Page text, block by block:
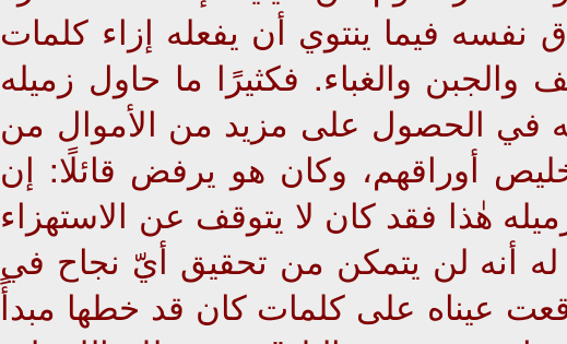
فيما ينتوي أن يفعله إزاء كلمات
والجبن والغباء. فكثيرًا ما حاول زميله
في الحصول على مزيد من الأموال من
أوراقهم، وكان هو يرفض قائلًا: إن
هٰذا فقد كان لا يتوقف عن الاستهزاء
له أنه لن يتمكن من تحقيق أيّ نجاح في
عيناه على كلمات كان قد خطها مبدأً